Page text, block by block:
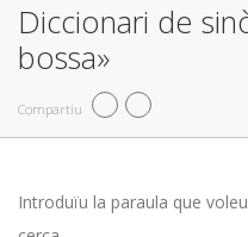
Diccionari de
bossa»
Compartiu
Introduïu la paraula que